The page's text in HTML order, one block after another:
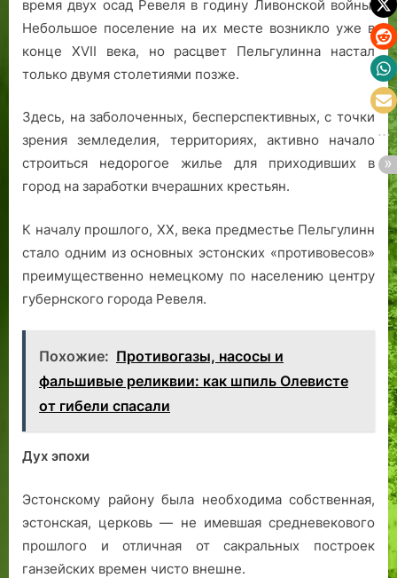
время двух осад Ревеля в годину Ливонской войны.
Небольшое поселение на их месте возникло уже в
конце ХVII века, но расцвет Пельгулинна настал
только двумя столетиями позже.
Здесь, на заболоченных, бесперспективных, с точки
зрения земледелия, территориях, активно начало
строиться недорогое жилье для приходивших в
город на заработки вчерашних крестьян.
К началу прошлого, XX, века предместье Пельгулинн
стало одним из основных эстонских «противовесов»
преимущественно немецкому по населению центру
губернского города Ревеля.
Похожие: Противогазы, насосы и
фальшивые реликвии: как шпиль Олевисте
от гибели спасали
Дух эпохи
Эстонскому району была необходима собственная,
эстонская, церковь — не имевшая средневекового
прошлого и отличная от сакральных построек
ганзейских времен чисто внешне.